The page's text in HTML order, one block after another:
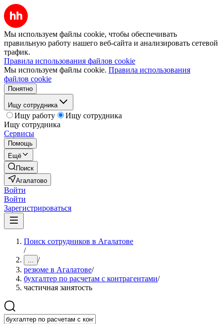
Мы используем файлы cookie, чтобы обеспечивать
правильную работу нашего веб-сайта и анализировать сетевой
трафик.
Правила использования файлов cookie
Мы используем файлы cookie. Правила использования
файлов cookie
Понятно
Ищу сотрудника
Ищу работу
Ищу сотрудника
Ищу сотрудника
Сервисы
Помощь
Ещё
Поиск
Агалатово
Войти
Войти
Зарегистрироваться
Поиск сотрудников в Агалатове
/
... /
резюме в Агалатове/
бухгалтер по расчетам с контрагентами/
частичная занятость